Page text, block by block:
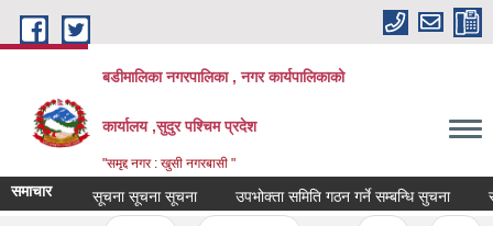
Skip to main content
बडीमालिका नगरपालिका , नगर कार्यपालिकाको
कार्यालय ,सुदुर पश्चिम प्रदेश
"समृद्द नगर : खुसी नगरबासी "
समाचार सूचना सूचना सूचना उपभोक्ता समिति गठन गर्ने सम्बन्धि सुचना